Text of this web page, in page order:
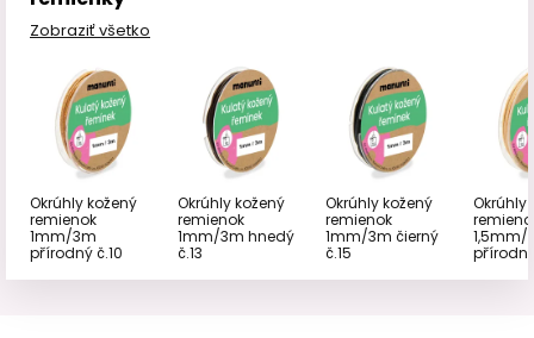
Zobraziť všetko
Okrúhly kožený
remienok
1mm/3m
přírodný č.10
Okrúhly kožený
remienok
1mm/3m hnedý
č.13
Okrúhly kožený
remienok
1mm/3m čierný
č.15
Okrúhly
1,5mm/